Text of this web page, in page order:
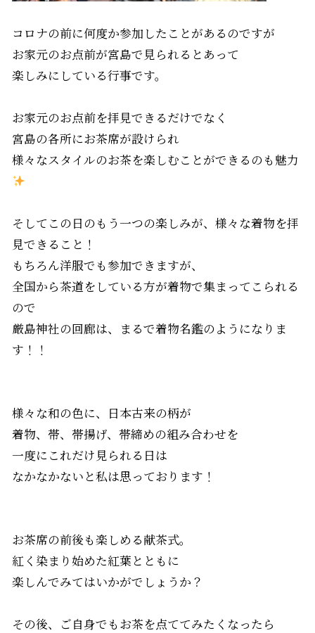
コロナの前に何度か参加したことがあるのですが
お家元のお点前が宮島で見られるとあって
楽しみにしている行事です。
お家元のお点前を拝見できるだけでなく
宮島の各所にお茶席が設けられ
様々なスタイルのお茶を楽しむことができるのも魅力
そしてこの日のもう一つの楽しみが、様々な着物を拝
見できること！
もちろん洋服でも参加できますが、
全国から茶道をしている方が着物で集まってこられる
ので
厳島神社の回廊は、まるで着物名鑑のようになりま
す！！
様々な和の色に、日本古来の柄が
着物、帯、帯揚げ、帯締めの組み合わせを
一度にこれだけ見られる日は
なかなかないと私は思っております！
お茶席の前後も楽しめる献茶式。
紅く染まり始めた紅葉とともに
楽しんでみてはいかがでしょうか？
その後、ご自身でもお茶を点ててみたくなったら